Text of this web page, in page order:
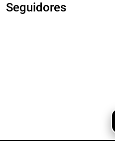
Seguidores